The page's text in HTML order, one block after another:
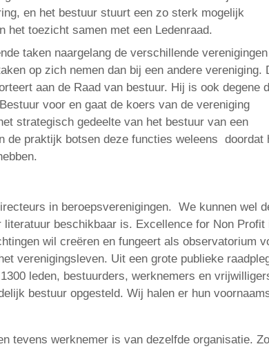
en het bestuur stuurt een zo sterk mogelijk
het toezicht samen met een Ledenraad.
taken naargelang de verschillende verenigingen
op zich nemen dan bij een andere vereniging.
aan de Raad van bestuur. Hij is ook degene
voor en gaat de koers van de vereniging
strategisch gedeelte van het bestuur van een
praktijk botsen deze functies weleens doordat
in beroepsverenigingen. We kunnen wel
beschikbaar is. Excellence for Non Profit
wil creëren en fungeert als observatorium
verenigingsleven. Uit een grote publieke
leden, bestuurders, werknemers en
bestuur opgesteld. Wij halen er hun
tevens werknemer is van dezelfde organisatie.